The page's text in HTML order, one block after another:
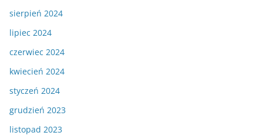
sierpień 2024
lipiec 2024
czerwiec 2024
kwiecień 2024
styczeń 2024
grudzień 2023
listopad 2023